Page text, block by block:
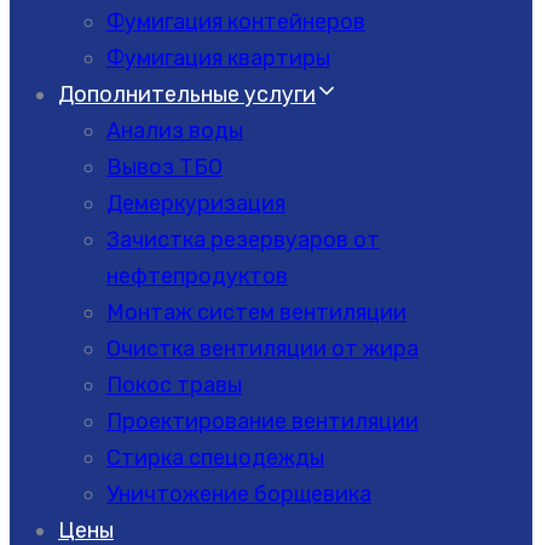
Фумигация контейнеров
Фумигация квартиры
Дополнительные услуги
Анализ воды
Вывоз ТБО
Демеркуризация
Зачистка резервуаров от
нефтепродуктов
Монтаж систем вентиляции
Очистка вентиляции от жира
Покос травы
Проектирование вентиляции
Стирка спецодежды
Уничтожение борщевика
Цены